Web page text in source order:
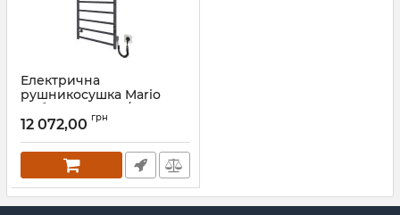
Електрична
рушникосушка Mario
Урбан-I 1110x500/85 TR K
2.0 графіт
Артикул:2.3.8301.10.Р-GR
12 072,00 грн